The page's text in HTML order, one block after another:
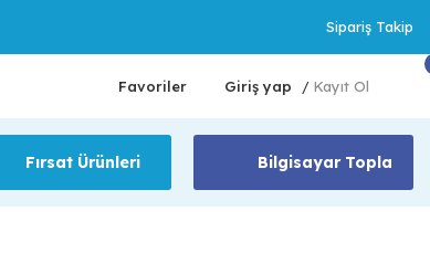
Sipariş Takip
Favoriler Giriş yap / Kayıt Ol
Fırsat Ürünleri Bilgisayar Topla